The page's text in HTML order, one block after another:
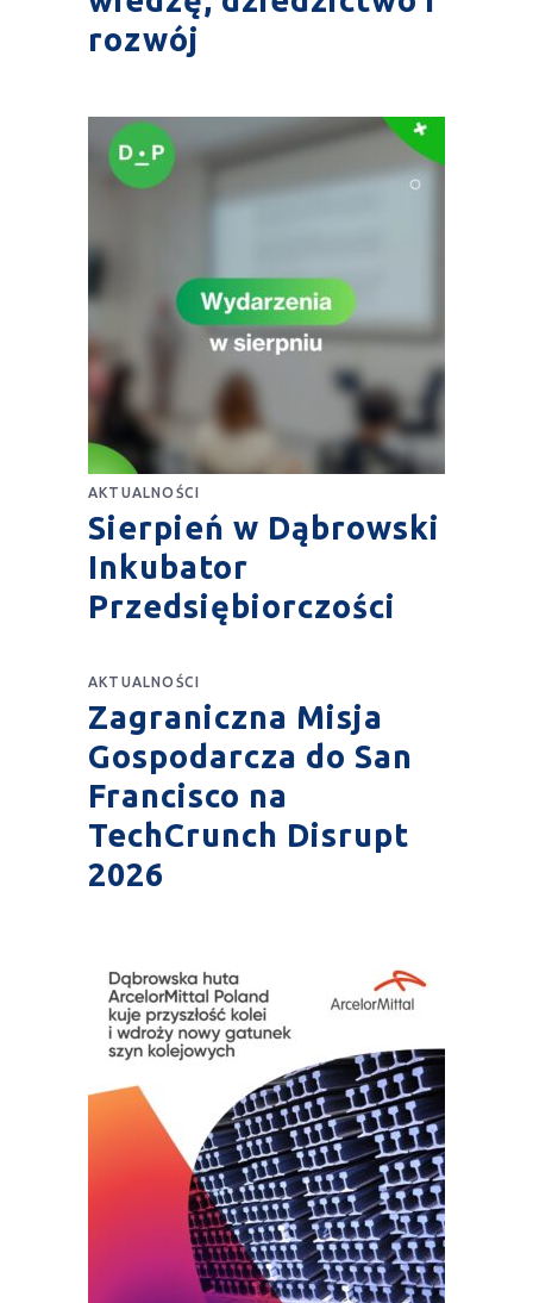
rozwój
AKTUALNOŚCI
Sierpień w Dąbrowski
Inkubator
Przedsiębiorczości
AKTUALNOŚCI
Zagraniczna Misja
Gospodarcza do San
Francisco na
TechCrunch Disrupt
2026